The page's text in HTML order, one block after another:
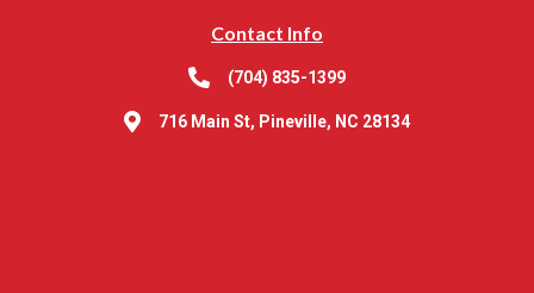
Contact Info
(704) 835-1399
716 Main St, Pineville, NC 28134